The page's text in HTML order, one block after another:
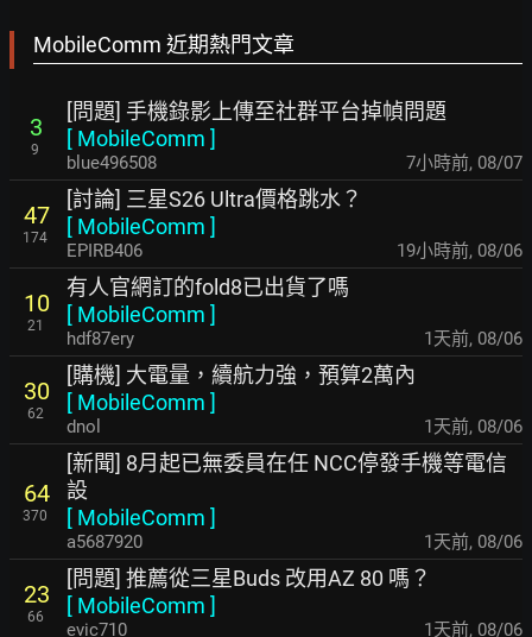
MobileComm 近期熱門文章
3
9
[問題] 手機錄影上傳至社群平台掉幀問題
[ MobileComm ]
blue496508 7小時前, 08/07
47
174
[討論] 三星S26 Ultra價格跳水？
[ MobileComm ]
EPIRB406 19小時前, 08/06
10
21
有人官網訂的fold8已出貨了嗎
[ MobileComm ]
hdf87ery 1天前, 08/06
30
62
[購機] 大電量，續航力強，預算2萬內
[ MobileComm ]
dnol 1天前, 08/06
64
370
[新聞] 8月起已無委員在任 NCC停發手機等電信
設
[ MobileComm ]
a5687920 1天前, 08/06
23
66
[問題] 推薦從三星Buds 改用AZ 80 嗎？
[ MobileComm ]
evic710 1天前, 08/06